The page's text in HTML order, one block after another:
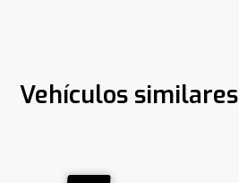
Vehículos similares